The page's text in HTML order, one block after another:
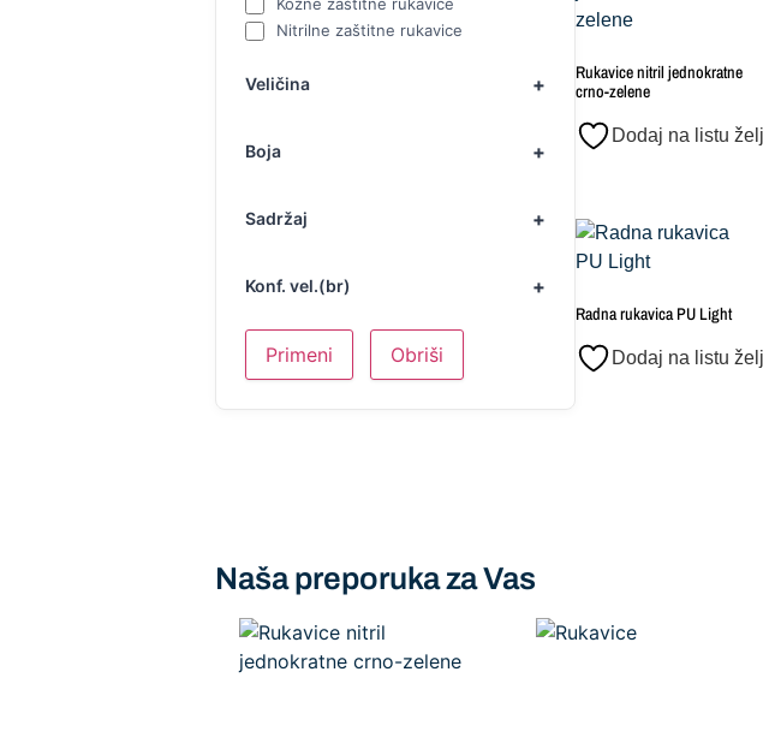
Nitrilne zaštitne rukavice
Veličina
Boja
Sadržaj
Konf. vel.(br)
Primeni Obriši
Rukavice nitril jednokratne
crno-zelene
Dodaj na listu
Radna rukavica PU Light
Dodaj na listu
Naša preporuka za Vas